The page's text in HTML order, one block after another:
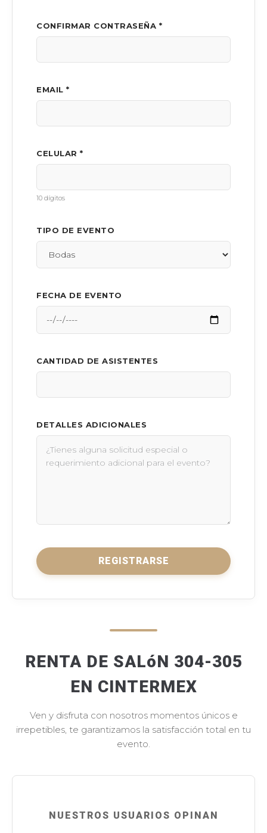
CONFIRMAR CONTRASEÑA *
EMAIL *
CELULAR *
10 dígitos
TIPO DE EVENTO
FECHA DE EVENTO
CANTIDAD DE ASISTENTES
DETALLES ADICIONALES
REGISTRARSE
RENTA DE SALóN 304-305
EN CINTERMEX
Ven y disfruta con nosotros momentos únicos e
irrepetibles, te garantizamos la satisfacción total en tu
evento.
NUESTROS USUARIOS OPINAN